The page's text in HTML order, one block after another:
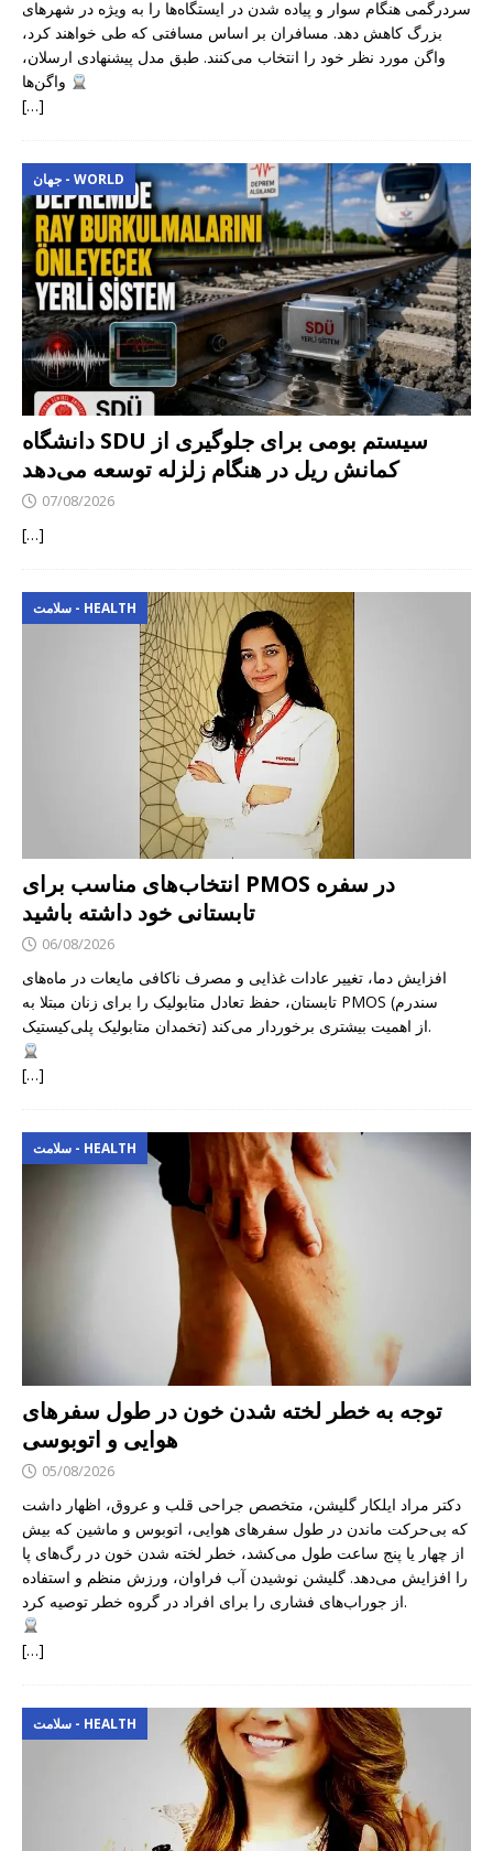
سردرگمی هنگام سوار و پیاده شدن در ایستگاه‌ها را به ویژه در شهرهای
بزرگ کاهش دهد. مسافران بر اساس مسافتی که طی خواهند کرد،
واگن مورد نظر خود را انتخاب می‌کنند. طبق مدل پیشنهادی ارسلان،
[…]
جهان - WORLD
دانشگاه SDU سیستم بومی برای جلوگیری از
کمانش ریل در هنگام زلزله توسعه می‌دهد
07/08/2026
[…]
سلامت - HEALTH
انتخاب‌های مناسب برای PMOS در سفره
تابستانی خود داشته باشید
06/08/2026
افزایش دما، تغییر عادات غذایی و مصرف ناکافی مایعات در ماه‌های
تابستان، حفظ تعادل متابولیک را برای زنان مبتلا به PMOS (سندرم
تخمدان متابولیک پلی‌کیستیک) از اهمیت بیشتری برخوردار می‌کند.
[…]
سلامت - HEALTH
توجه به خطر لخته شدن خون در طول سفرهای
هوایی و اتوبوسی
05/08/2026
دکتر مراد ایلکار گلیشن، متخصص جراحی قلب و عروق، اظهار داشت
که بی‌حرکت ماندن در طول سفرهای هوایی، اتوبوس و ماشین که بیش
از چهار یا پنج ساعت طول می‌کشد، خطر لخته شدن خون در رگ‌های پا
را افزایش می‌دهد. گلیشن نوشیدن آب فراوان، ورزش منظم و استفاده
از جوراب‌های فشاری را برای افراد در گروه خطر توصیه کرد.
[…]
سلامت - HEALTH